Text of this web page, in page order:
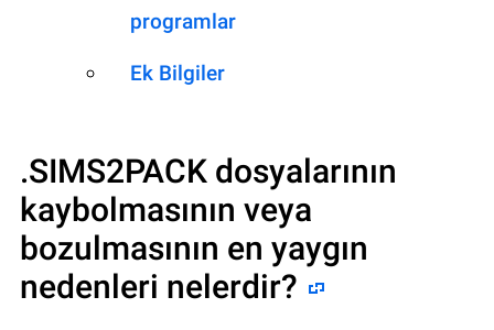
programlar
Ek Bilgiler
.SIMS2PACK dosyalarının
kaybolmasının veya
bozulmasının en yaygın
nedenleri nelerdir?